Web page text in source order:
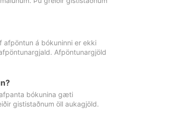
afpöntun á bókuninni er ekki
Afpöntunargjöld
bókunina gæti
gististaðnum öll aukagjöld.